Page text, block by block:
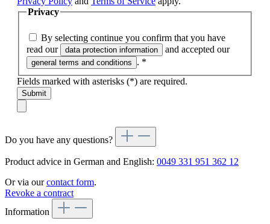
Privacy
By selecting continue you confirm that you have
read our
data protection information and accepted our
general terms and conditions . *
Fields marked with asterisks (*) are required.
Submit
Do you have any questions?
Product advice in German and English: 0049 331 951 362 12
Or via ourcontact form.
Revoke a contract
Information